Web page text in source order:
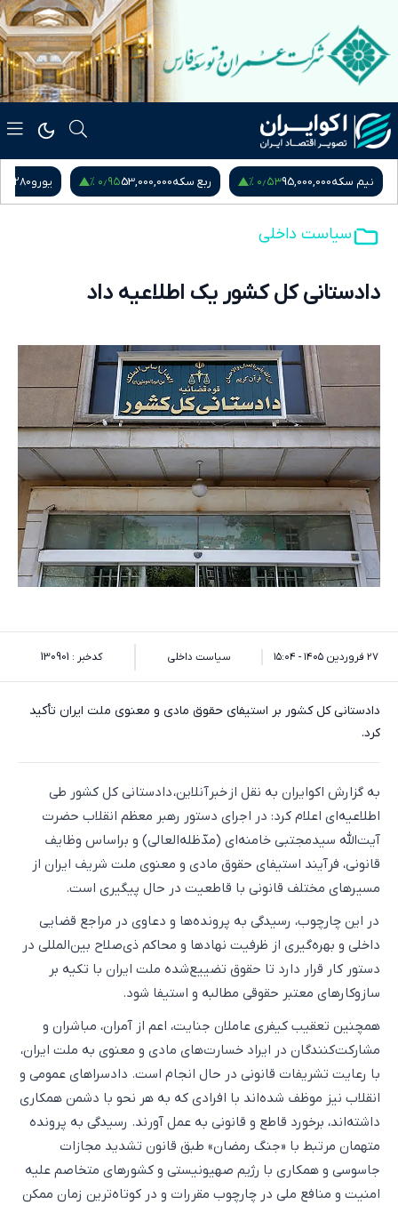
نیم سکه95,000,000۰٫۵۳ % ربع سکه53,000,000۰٫۹۵ % یورو
سیاست داخلی
دادستانی کل کشور یک اطلاعیه داد
۲۷ فروردین ۱۴۰۵ - ۱۵:۰۴ سیاست داخلی کدخبر : 130901
دادستانی کل کشور بر استیفای حقوق مادی و معنوی ملت ایران تأکید
کرد.
به گزارش اکوایران به نقل از خبرآنلاین، دادستانی کل کشور طی
اطلاعیه‌ای اعلام کرد: در اجرای دستور رهبر معظم انقلاب حضرت
آیت‌الله سیدمجتبی خامنه‌ای (مدّظله‌العالی) و براساس وظایف
قانونی، فرآیند استیفای حقوق مادی و معنوی ملت شریف ایران از
مسیرهای مختلف قانونی با قاطعیت در حال پیگیری است.
در این چارچوب، رسیدگی به پرونده‌ها و دعاوی در مراجع قضایی
داخلی و بهره‌گیری از ظرفیت نهادها و محاکم ذی‌صلاح بین‌المللی در
دستور کار قرار دارد تا حقوق تضییع‌شده ملت ایران با تکیه بر
سازوکارهای معتبر حقوقی مطالبه و استیفا شود.
همچنین تعقیب کیفری عاملان جنایت، اعم از آمران، مباشران و
مشارکت‌کنندگان در ایراد خسارت‌های مادی و معنوی به ملت ایران،
با رعایت تشریفات قانونی در حال انجام است. دادسراهای عمومی و
انقلاب نیز موظف شده‌اند با افرادی که به هر نحو با دشمن همکاری
داشته‌اند، برخورد قاطع و قانونی به عمل آورند. رسیدگی به پرونده
متهمان مرتبط با «جنگ رمضان» طبق قانون تشدید مجازات
جاسوسی و همکاری با رژیم صهیونیستی و کشورهای متخاصم علیه
امنیت و منافع ملی در چارچوب مقررات و در کوتاه‌ترین زمان ممکن